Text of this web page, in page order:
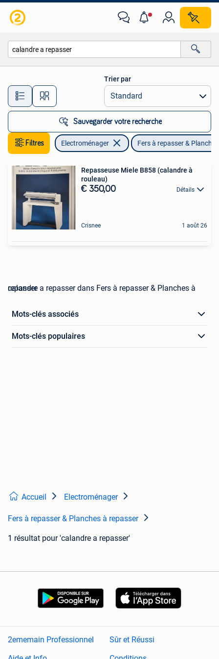
Toutes les distances…
Trier par
Sauvegarder votre recherche
Filtres Electroménager Fers à repasser &
Repasseuse Miele B858 (calandre à
rouleau)
€ 350,00 Détails
Crisnee 1 août 26
calandre a repasser dans Fers à repasser & Planches à repasser
Mots-clés associés
Mots-clés populaires
Accueil Electroménager
Fers à repasser & Planches à repasser
1 résultat pour 'calandre a repasser'
2ememain Professionnel
Sûr et Réussi